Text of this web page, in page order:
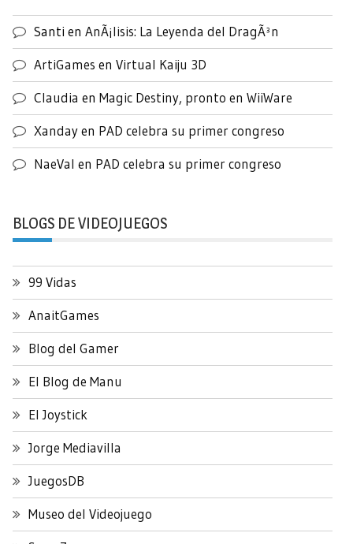
Santi en AnÃ¡lisis: La Leyenda del DragÃ³n
ArtiGames en Virtual Kaiju 3D
Claudia en Magic Destiny, pronto en WiiWare
Xandayen PAD celebra su primer congreso
NaeVal en PAD celebra su primer congreso
BLOGS DE VIDEOJUEGOS
99 Vidas
AnaitGames
Blog del Gamer
El Blog de Manu
El Joystick
Jorge Mediavilla
JuegosDB
Museo del Videojuego